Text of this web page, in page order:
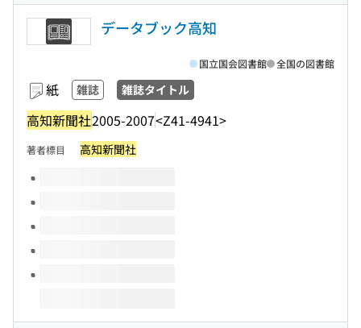
データブック高知
紙 雑誌 雑誌タイトル
高知新聞社2005-2007<Z41-4941>
国立国会図書館 全国の図書館
著者標目 高知新聞社
このタイトルの巻号